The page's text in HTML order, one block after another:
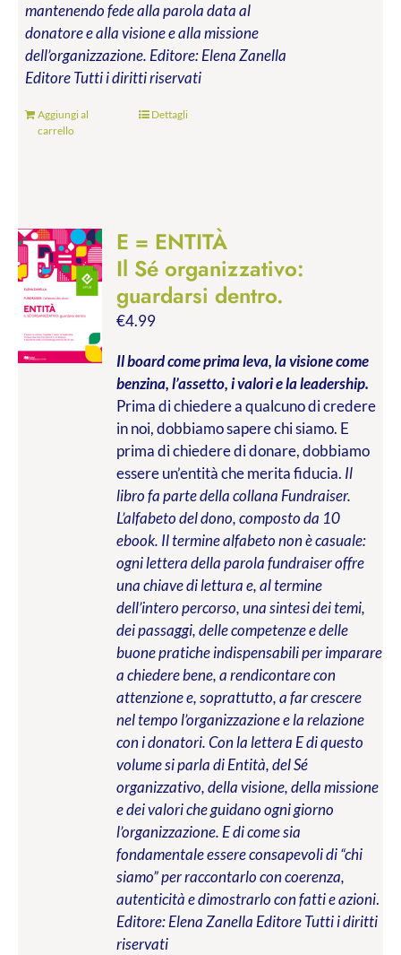
mantenendo fede alla parola data al
donatore e alla visione e alla missione
dell’organizzazione. Editore: Elena Zanella
EditoreTutti i diritti riservati
Aggiungi al
carrello
Dettagli
E = ENTITÀ
Il Sé organizzativo:
guardarsi dentro.
€4.99
Il board come prima leva, la visione come
benzina, l’assetto, i valori e la leadership.
Prima di chiedere a qualcuno di credere
in noi, dobbiamo sapere chi siamo. E
prima di chiedere di donare, dobbiamo
essere un’entità che merita fiducia. Il
libro fa parte della collana Fundraiser.
L’alfabeto del dono, composto da 10
ebook. Il termine alfabeto non è casuale:
ogni lettera della parola fundraiser offre
una chiave di lettura e, al termine
dell’intero percorso, una sintesi dei temi,
dei passaggi, delle competenze e delle
buone pratiche indispensabili per imparare
a chiedere bene, a rendicontare con
attenzione e, soprattutto, a far crescere
nel tempo l’organizzazione e la relazione
con i donatori. Con la lettera E di questo
volume si parla di Entità, del Sé
organizzativo, della visione, della missione
e dei valori che guidano ogni giorno
l’organizzazione. E di come sia
fondamentale essere consapevoli di “chi
siamo” per raccontarlo con coerenza,
autenticità e dimostrarlo con fatti e azioni.
Editore: Elena Zanella EditoreTutti i diritti
riservati